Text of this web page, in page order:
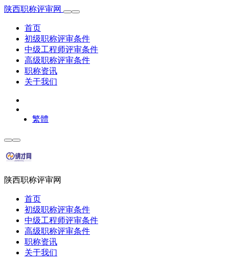
陕西职称评审网
首页
初级职称评审条件
中级工程师评审条件
高级职称评审条件
职称资讯
关于我们
繁體
陕西职称评审网
首页
初级职称评审条件
中级工程师评审条件
高级职称评审条件
职称资讯
关于我们